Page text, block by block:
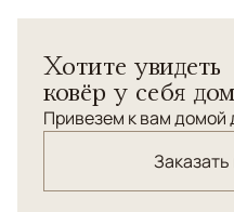
тонах и обработан
винтажности. Соткан по
Хотите увидеть
ковёр у себя
Привезем к вам домой